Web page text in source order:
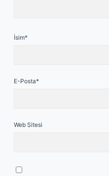
İsim*
E-Posta*
Web Sitesi